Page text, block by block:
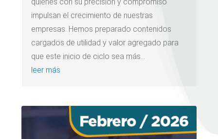
impulsan el crecimiento de nuestras
empresas. Hemos preparado contenidos
cargados de utilidad y valor agregado para
que este inicio de ciclo sea más...
leer más